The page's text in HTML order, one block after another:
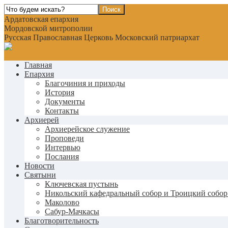
Ардатовская епархия
Мордовской митрополии
Русская Православная Церковь Московский патриархат
Главная
Епархия
Благочиния и приходы
История
Документы
Контакты
Архиерей
Архиерейское служение
Проповеди
Интервью
Послания
Новости
Святыни
Ключевская пустынь
Никольский кафедральный собор и Троицкий собор
Маколово
Сабур-Мачкасы
Благотворительность